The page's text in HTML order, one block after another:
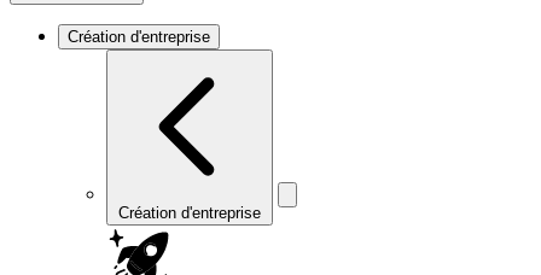
Création d'entreprise
Création d'entreprise